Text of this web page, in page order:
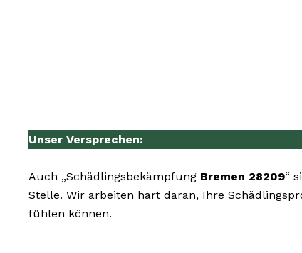
Unser Versprechen:
Auch „Schädlingsbekämpfung Bremen 28209“
Stelle. Wir arbeiten hart daran, Ihre
fühlen können.